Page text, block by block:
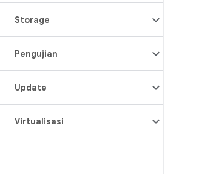
Storage
Pengujian
Update
Virtualisasi